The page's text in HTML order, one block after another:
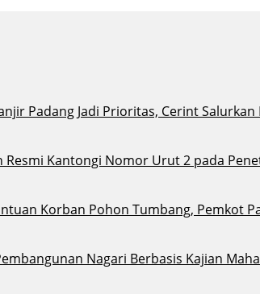
Padang Jadi Prioritas, Cerint Salurkan
Resmi Kantongi Nomor Urut 2 pada
Korban Pohon Tumbang, Pemkot
Nagari Berbasis Kajian